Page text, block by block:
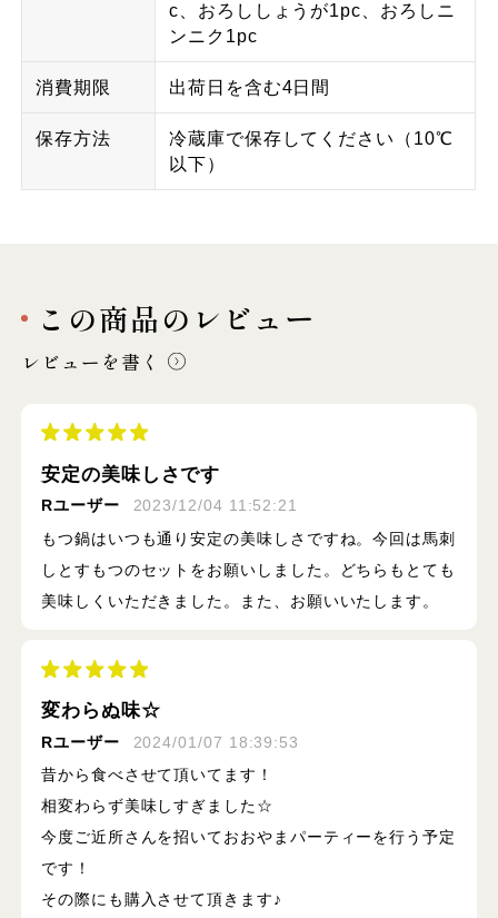
c、おろししょうが1pc、おろしニ
ンニク1pc
消費期限 出荷日を含む4日間
保存方法
冷蔵庫で保存してください（10℃
以下）
この商品のレビュー
レビューを書く
安定の美味しさです
Rユーザー
2023/12/04 11:52:21
もつ鍋はいつも通り安定の美味しさですね。今回は馬刺
しとすもつのセットをお願いしました。どちらもとても
美味しくいただきました。また、お願いいたします。
変わらぬ味☆
Rユーザー
2024/01/07 18:39:53
昔から食べさせて頂いてます！
相変わらず美味しすぎました☆
今度ご近所さんを招いておおやまパーティーを行う予定
です！
その際にも購入させて頂きます♪